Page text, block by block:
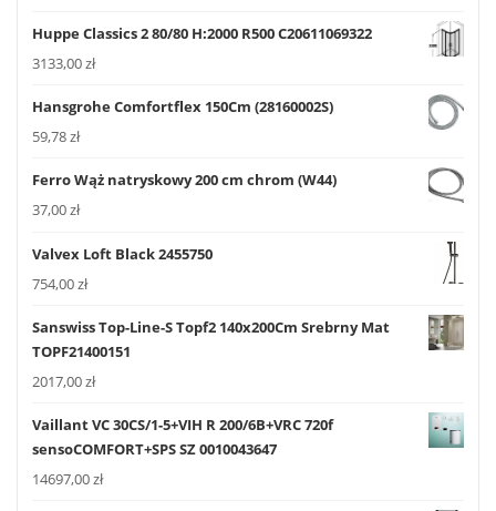
Huppe Classics 2 80/80 H:2000 R500 C20611069322
3133,00zł
Hansgrohe Comfortflex 150Cm (28160002S)
59,78zł
Ferro Wąż natryskowy 200 cm chrom (W44)
37,00zł
Valvex Loft Black 2455750
754,00zł
Sanswiss Top-Line-S Topf2 140x200Cm Srebrny Mat
TOPF21400151
2017,00zł
Vaillant VC 30CS/1-5+VIH R 200/6B+VRC 720f
sensoCOMFORT+SPS SZ 0010043647
14697,00zł